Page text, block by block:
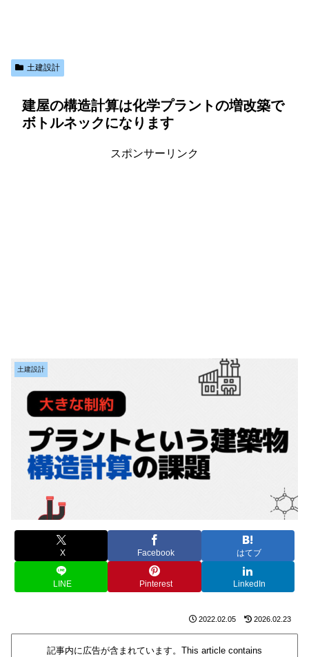
土建設計
建屋の構造計算は化学プラントの増改築で
ボトルネックになります
スポンサーリンク
土建設計
X Facebook はてブ
LINE Pinterest LinkedIn
2022.02.05 2026.02.23
記事内に広告が含まれています。This article contains